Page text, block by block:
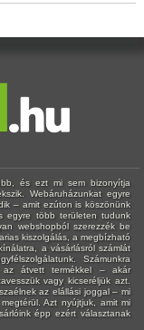
és ezt mi sem bizonyítja
Webáruházunkat egyre
– amit ezúton is köszönünk
egyre több területen tudunk
webshopból szerezzék be
kiszolgálás, a megbízható
a vásárlásról számlát
Számunkra
az átvett termékkel – akár
vagy kicseréljük azt.
az elállási joggal – mi
Azt nyújtjuk, amit mi
épp ezért választanak